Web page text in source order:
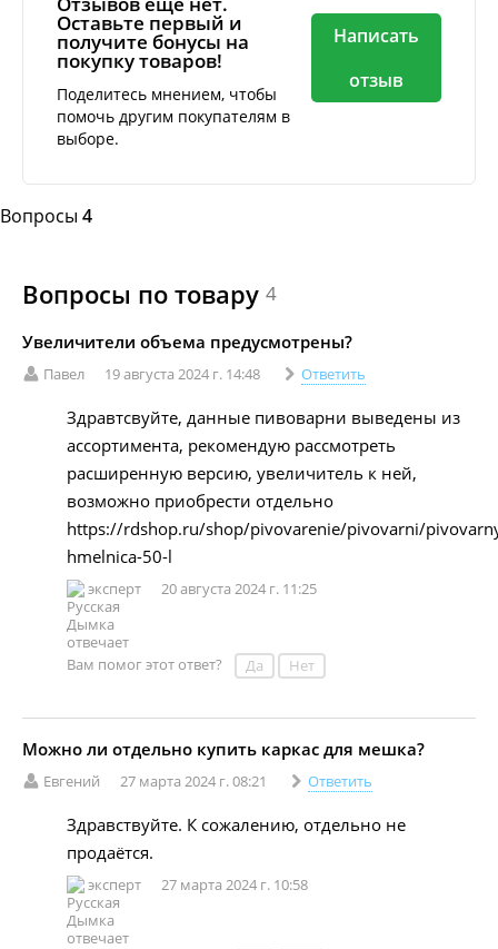
Оставьте первый и
получите бонусы на
покупку товаров!
Поделитесь мнением, чтобы
помочь другим покупателям в
выборе.
Написать
отзыв
Вопросы 4
Вопросы по товару 4
Увеличители объема предусмотрены?
Павел 19 августа 2024 г. 14:48 Ответить
Здравтсвуйте, данные пивоварни выведены из
ассортимента, рекомендую рассмотреть
расширенную версию, увеличитель к ней,
возможно приобрести отдельно
https://rdshop.ru/shop/pivovarenie/pivovarni/
hmelnica-50-l
эксперт 20 августа 2024 г. 11:25
Вам помог этот ответ? Да Нет
Можно ли отдельно купить каркас для мешка?
Евгений 27 марта 2024 г. 08:21 Ответить
Здравствуйте. К сожалению, отдельно не
продаётся.
эксперт 27 марта 2024 г. 10:58